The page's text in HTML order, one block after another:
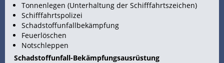
Tonnenlegen (Unterhaltung der Schifffahrtszeichen)
Schifffahrtspolizei
Schadstoffunfallbekämpfung
Feuerlöschen
Notschleppen
Schadstoffunfall-Bekämpfungsausrüstung